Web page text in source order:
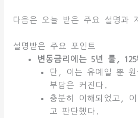
다음은 오늘 받은 주요 설명과
설명받은 주요 포인트
변동금리에는 5년 룰,
단, 이는 유예일 뿐
부담은 커진다.
충분히 이해되었고,
고 판단했다.